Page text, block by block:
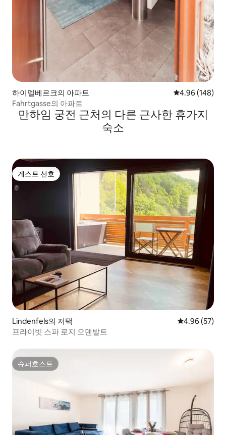
하이델베르크의 아파트 평점 4.96점(5
4.96 (148)
Fahrtgasse의 아파트
만하임 궁전 근처의 다른 근사한 휴가지
숙소
게스트 선호
게스트 선호
Lindenfels의 저택 평점 4.96점(5
4.96 (57)
프라이빗 스파 로지 오덴발트
슈퍼호스트
슈퍼호스트